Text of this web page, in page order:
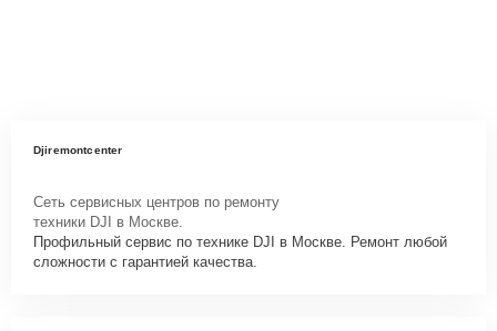
Djiremontcenter
Сеть сервисных центров по ремонту
техники DJI в Москве.
Профильный сервис по технике DJI в Москве. Ремонт любой
сложности с гарантией качества.